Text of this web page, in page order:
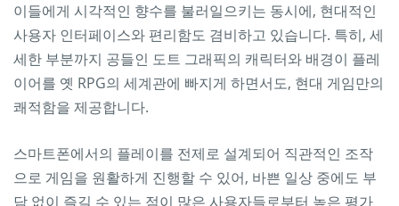
이들에게 시각적인 향수를 불러일으키는 동시에, 현대적인
사용자 인터페이스와 편리함도 겸비하고 있습니다. 특히, 세
세한 부분까지 공들인 도트 그래픽의 캐릭터와 배경이 플레
이어를 옛 RPG의 세계관에 빠지게 하면서도, 현대 게임만의
쾌적함을 제공합니다.
스마트폰에서의 플레이를 전제로 설계되어 직관적인 조작
으로 게임을 원활하게 진행할 수 있어, 바쁜 일상 중에도 부
담 없이 즐길 수 있는 점이 많은 사용자들로부터 높은 평가